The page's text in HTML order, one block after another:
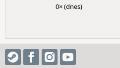
0× (dnes)